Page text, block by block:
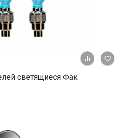
+ К
светящиеся Фак